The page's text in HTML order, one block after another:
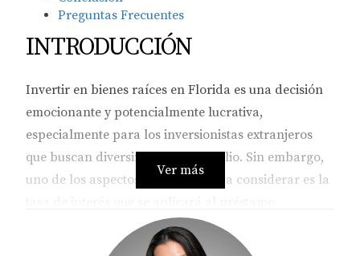
Preguntas Frecuentes
INTRODUCCIÓN
Invertir en bienes raíces en Florida es una decisión
emocionante y potencialmente lucrativa,
especialmente para los inversionistas extranjeros
que buscan diversificar su portafolio. Sin embargo,
uno de los aspectos más cruciales a considerar es la
solicitado. Las tasas pueden variar
significativamente según diversos factores, lo que
Ver más